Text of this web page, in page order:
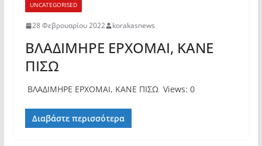
UNCATEGORISED
28 Φεβρουαρίου 2022 korakasnews
ΒΛΑΔΙΜΗΡΕ ΕΡΧΟΜΑΙ, ΚΑΝΕ
ΠΙΣΩ
ΒΛΑΔΙΜΗΡΕ ΕΡΧΟΜΑΙ, ΚΑΝΕ ΠΙΣΩ Views: 0
Διαβάστε περισσότερα